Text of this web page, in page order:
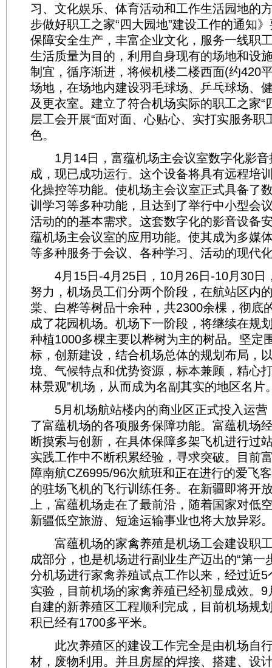
习、文化娱乐、体育活动和工作生活园地的
步做好职工之家“四大园地”建设工作的通知
保障安全生产，丰富企业文化，服务一线职
生活质量为目的，利用自身现有的场地和设
制宜，循序渐进，将候机楼二楼西面(约420
场地，在场地内建设羽毛球场、乒乓球场、
及更衣室。建立了符合机场实际的职工之家“
层工会开展“面对面、心贴心、实打实服务职
色。
1月14日，富蕴机场主会议室数字化影音
成，现已成功运行。这个设备将具有远程培
化操控等功能。使机场主会议室正式具备了
训学习等多种功能，且达到了举行中小型会
活动的的基本需求。这套数字化的影音设备
蕴机场主会议室的应用功能。使其成为多媒
等多种服务于会议、各种学习、活动的现代
4月15日-4月25日，10月26日-10月30日
努力，机场员工们分两个阶段，在航站区内
棠、白桦等树品十余种，共2300余棵，彻底
成了花园机场。机场下一阶段，将继续在规
种植1000多棵主要以桦树为主的树品。坚定
标，创新建设，结合机场总体的规划布局，
境、气候特点和优势资源，标本兼顾，精心
林景观”机场，从而成为名副其实的地区名片
5月机场航站楼内的商业区正式投入运营
了富蕴机场的各项服务保障功能。富蕴机场
断摸索与创新，在具体保障多架飞机进行过
实践工作中不断积累经验，寻求突破。目前
障南航CZ6995/96次航班和正在进行的爱飞
的驻场飞机的飞行训练任务。在新疆即将开
上，富蕴机场走在了最前沿，随着国家对低
新疆低空旅游、短途运输事业也将大放异彩
富蕴机场的家禽养殖是机场工会建设职
成部分，也是机场进行副业生产迈出的“第一
分机场进行家禽养殖试点工作以来，经过近
实验，目前机场的家禽养殖已经初显成效。
自建的新养殖区工程顺利完成，目前机场规
积已经有1700多平米。
此次养殖区的建设工作完全是由机场自
材，废物利用。并且房屋的焊接、搭建、设